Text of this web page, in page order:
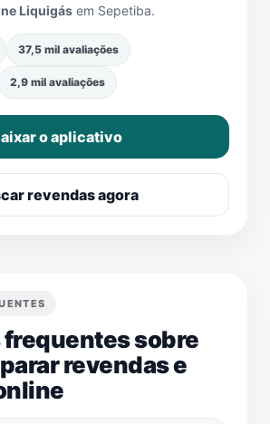
Liquigás em Sepetiba.
37,5 mil avaliações
2,9 mil avaliações
o aplicativo
revendas agora
sobre
revendas e